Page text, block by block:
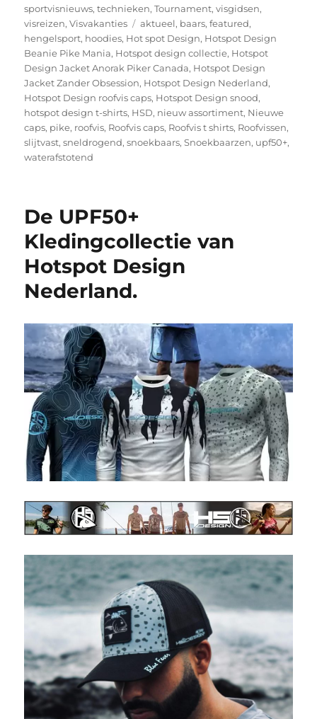
sportvisnieuws,technieken,Tournament,visgidsen,
visreizen,Visvakanties Tags
aktueel, baars,featured,
hengelsport, hoodies, Hot spot Design, Hotspot Design
Beanie Pike Mania, Hotspot design collectie, Hotspot
Design Jacket Anorak Piker Canada, Hotspot Design
Jacket Zander Obsession, Hotspot Design Nederland,
Hotspot Design roofvis caps, Hotspot Design snood,
hotspot design t-shirts, HSD, nieuw assortiment, Nieuwe
caps, pike, roofvis, Roofvis caps, Roofvis t shirts, Roofvissen,
slijtvast,sneldrogend,snoekbaars,Snoekbaarzen, upf50+,
waterafstotend
De UPF50+
Kledingcollectie van
Hotspot Design
Nederland.